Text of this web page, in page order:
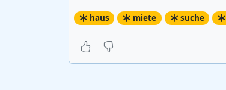
haus miete suche